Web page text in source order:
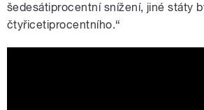
šedesátiprocentní snížení, jiné státy
čtyřicetiprocentního.“